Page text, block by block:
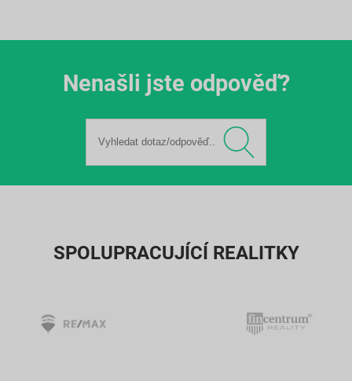
Nenašli jste odpověď?
SPOLUPRACUJÍCÍ REALITKY